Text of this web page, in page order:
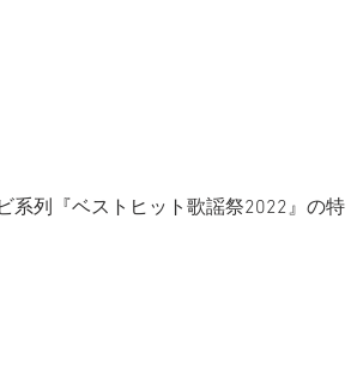
系列『ベストヒット歌謡祭2022』の特